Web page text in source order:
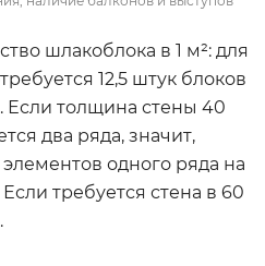
шлакоблока в 1 м²: для
12,5 штук блоков
Если толщина стены 40
два ряда, значит,
одного ряда на
требуется стена в 60